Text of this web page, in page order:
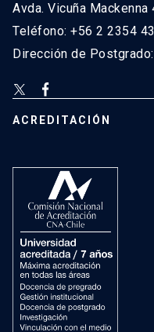
Avda. Vicuña
Teléfono: +56 2 2354
Dirección de
ACREDITACIÓN